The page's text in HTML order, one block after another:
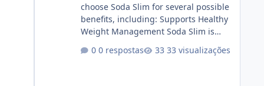
choose Soda Slim for several possible
benefits, including: Supports Healthy
Weight Management Soda Slim is
eating and regular exercise rather
0 respostas 33 visualizações